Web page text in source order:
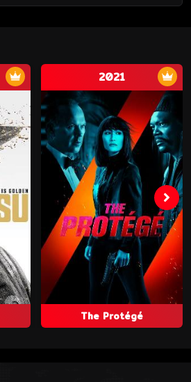
2021
The Protégé